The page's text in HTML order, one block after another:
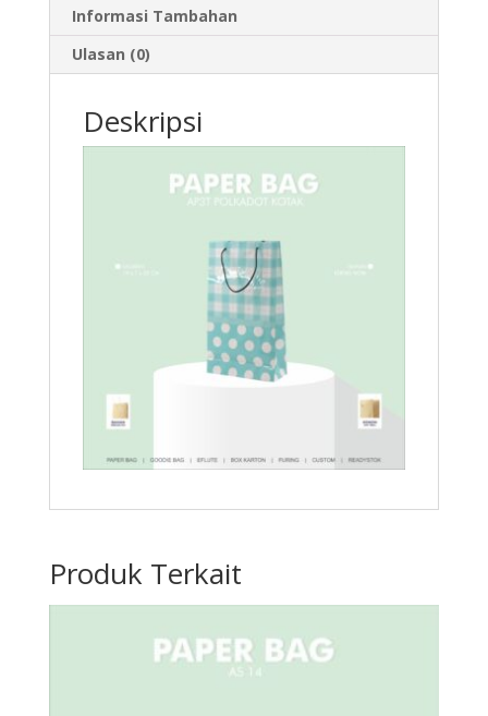
Informasi Tambahan
Ulasan (0)
Deskripsi
Produk Terkait